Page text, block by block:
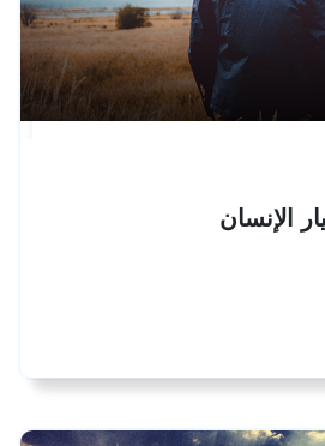
الإنسان